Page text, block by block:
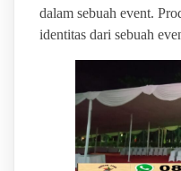
dalam sebuah event.
identitas dari sebuah